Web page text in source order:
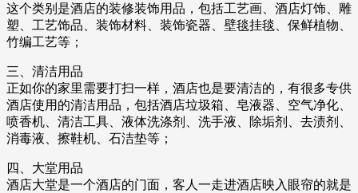
这个类别是酒店的装修装饰用品，包括工艺画、酒店灯饰、雕
塑、工艺饰品、装饰材料、装饰瓷器、壁毯挂毯、保鲜植物、
竹编工艺等；
三、清洁用品
正如你的家里需要打扫一样，酒店也是要清洁的，有很多专供
酒店使用的清洁用品，包括酒店垃圾箱、皂液器、空气净化、
喷香机、清洁工具、液体洗涤剂、洗手液、除垢剂、去渍剂、
消毒液、擦鞋机、石洁垫等；
四、大堂用品
酒店大堂是一个酒店的门面，客人一走进酒店映入眼帘的就是